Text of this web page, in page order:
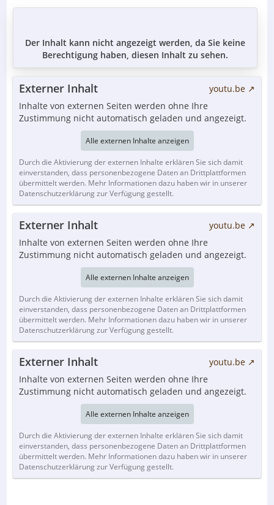
Der Inhalt kann nicht angezeigt werden, da Sie keine
Berechtigung haben, diesen Inhalt zu sehen.
Externer Inhalt
youtu.be
Inhalte von externen Seiten werden ohne Ihre
Zustimmung nicht automatisch geladen und angezeigt.
Alle externen Inhalte anzeigen
Durch die Aktivierung der externen Inhalte erklären Sie sich damit
einverstanden, dass personenbezogene Daten an Drittplattformen
übermittelt werden. Mehr Informationen dazu haben wir in unserer
Datenschutzerklärung zur Verfügung gestellt.
Externer Inhalt
youtu.be
Inhalte von externen Seiten werden ohne Ihre
Zustimmung nicht automatisch geladen und angezeigt.
Alle externen Inhalte anzeigen
Durch die Aktivierung der externen Inhalte erklären Sie sich damit
einverstanden, dass personenbezogene Daten an Drittplattformen
übermittelt werden. Mehr Informationen dazu haben wir in unserer
Datenschutzerklärung zur Verfügung gestellt.
Externer Inhalt
youtu.be
Inhalte von externen Seiten werden ohne Ihre
Zustimmung nicht automatisch geladen und angezeigt.
Alle externen Inhalte anzeigen
Durch die Aktivierung der externen Inhalte erklären Sie sich damit
einverstanden, dass personenbezogene Daten an Drittplattformen
übermittelt werden. Mehr Informationen dazu haben wir in unserer
Datenschutzerklärung zur Verfügung gestellt.